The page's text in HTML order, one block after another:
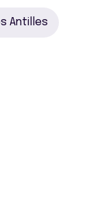
Antilles